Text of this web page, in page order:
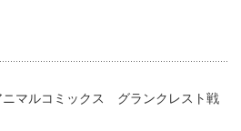
ニマルコミックス グランクレスト戦